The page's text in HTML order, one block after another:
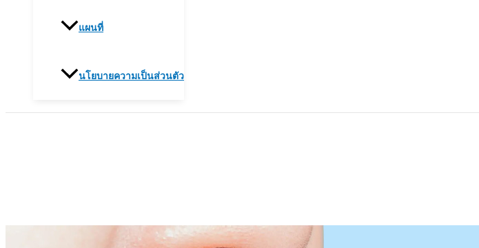
แผนที่
นโยบายความเป็นส่วนตัว